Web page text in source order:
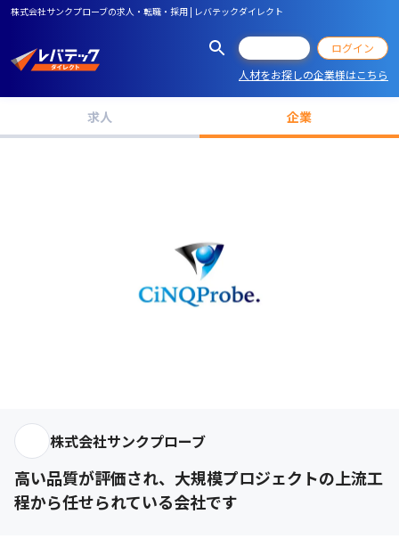
株式会社サンクプローブの求人・転職・採用 | レバテックダイレクト
ログイン
人材をお探しの企業様はこちら
求人 企業
株式会社サンクプローブ
高い品質が評価され、大規模プロジェクトの上流工
程から任せられている会社です